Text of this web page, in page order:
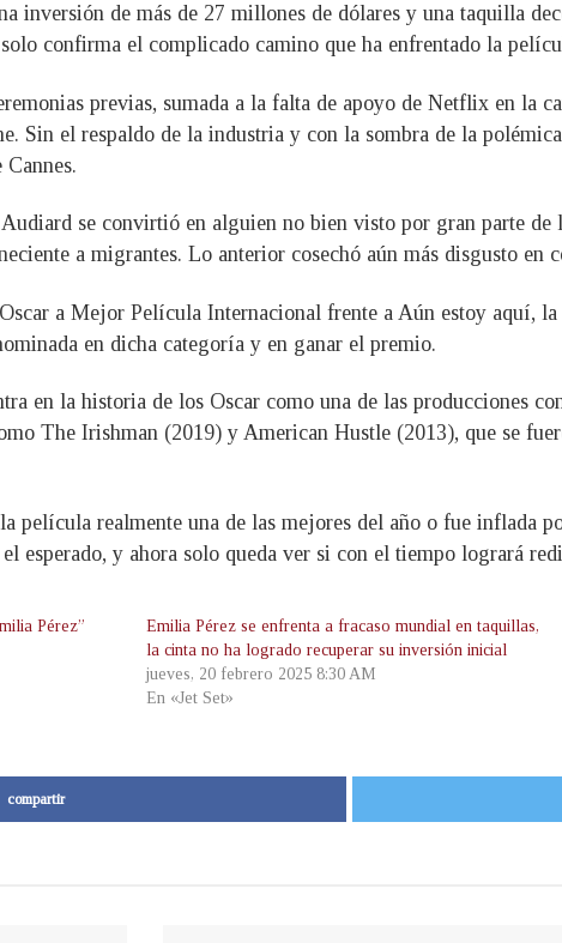
inversión de más de 27 millones de dólares y una taquilla
confirma el complicado camino que ha enfrentado la
previas, sumada a la falta de apoyo de Netflix en la
Sin el respaldo de la industria y con la sombra de la
se convirtió en alguien no bien visto por gran parte de
a migrantes. Lo anterior cosechó aún más disgusto en
a Mejor Película Internacional frente a Aún estoy aquí,
en dicha categoría y en ganar el premio.
en la historia de los Oscar como una de las producciones
The Irishman (2019) y American Hustle (2013), que se
película realmente una de las mejores del año o fue inflada
esperado, y ahora solo queda ver si con el tiempo logrará
Pérez”
Emilia Pérez se enfrenta a fracaso mundial en taquillas,
la cinta no ha logrado recuperar su inversión inicial
jueves, 20 febrero 2025 8:30 AM
En «Jet Set»
compartir